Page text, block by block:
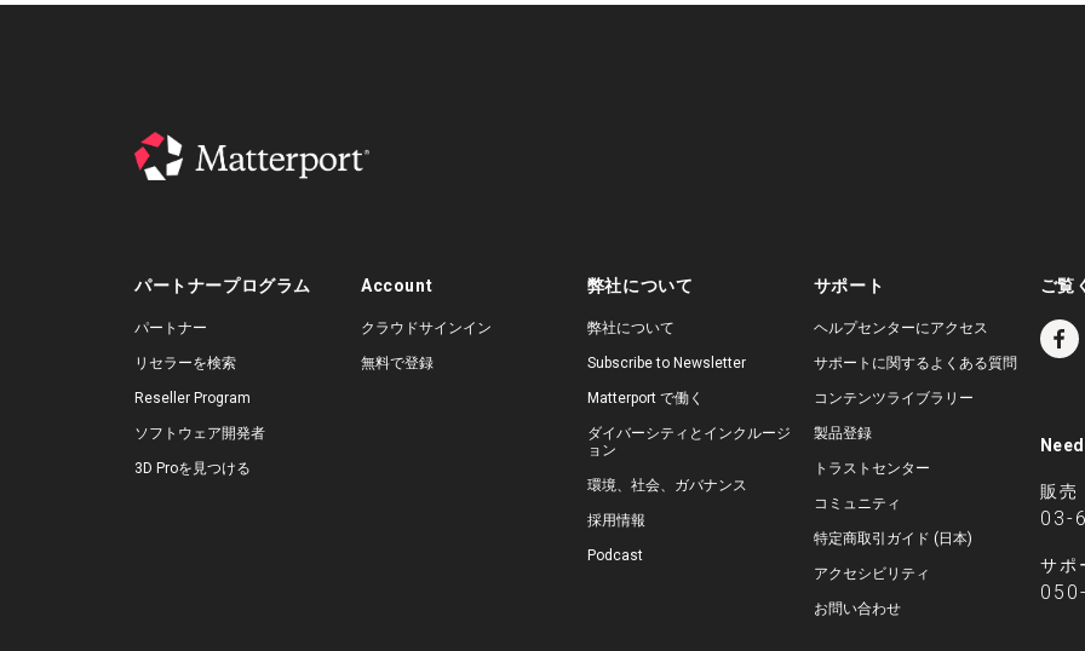
パートナープログラム
パートナー
リセラーを検索
Reseller Program
ソフトウェア開発者
3D Proを見つける
Account
クラウドサインイン
無料で登録
弊社について
弊社について
Subscribe to Newsletter
Matterport で働く
ダイバーシティとインクルージ
ョン
環境、社会、ガバナンス
採用情報
Podcast
サポート
ヘルプセンターにアクセス
サポートに関するよくある質問
コンテンツライブラリー
製品登録
トラストセンター
コミュニティ
特定商取引ガイド (日本)
アクセシビリティ
お問い合わせ
ご覧
販売
03-
サポ